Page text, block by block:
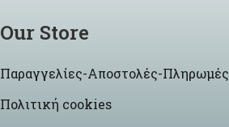
Our Store
Παραγγελίες-Αποστολές-Πληρωμές
Πολιτική cookies